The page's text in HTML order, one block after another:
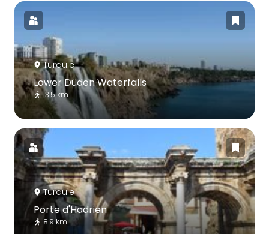
Turquie
Lower Düden Waterfalls
13.5 km
Turquie
Porte d'Hadrien
8.9 km